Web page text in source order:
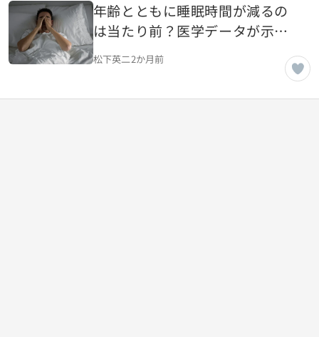
年齢とともに睡眠時間が減るの
は当たり前？医学データが示す
適切な睡眠時間とは
松下英二2か月前